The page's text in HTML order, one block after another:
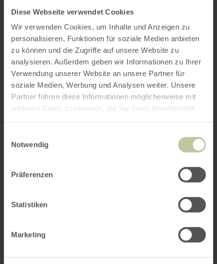
Diese Webseite verwendet Cookies
Wir verwenden Cookies, um Inhalte und Anzeigen zu
personalisieren, Funktionen für soziale Medien anbieten
zu können und die Zugriffe auf unsere Website zu
analysieren. Außerdem geben wir Informationen zu Ihrer
Verwendung unserer Website an unsere Partner für
soziale Medien, Werbung und Analysen weiter. Unsere
Partner führen diese Informationen möglicherweise mit
weiteren Daten zusammen, die Sie ihnen bereitgestellt
Notwendig
Präferenzen
Statistiken
Marketing